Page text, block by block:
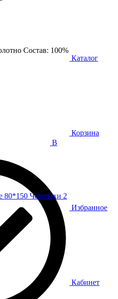
Состав: 100%
В
80*150 Черепахи 2
Каталог
Корзина
Избранное
Кабинет